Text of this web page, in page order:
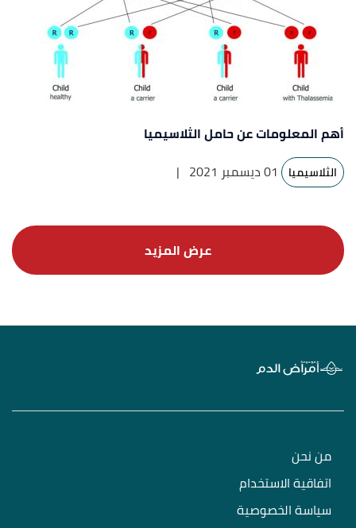
أهم المعلومات عن حامل الثلاسيميا
الثلاسيميا 01 ديسمبر 2021 |
من نحن
اتفاقية الاستخدام
سياسة الخصوصية